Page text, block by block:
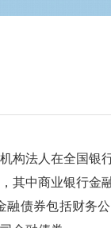
法人在全国银
其中商业银行金
债券包括财务